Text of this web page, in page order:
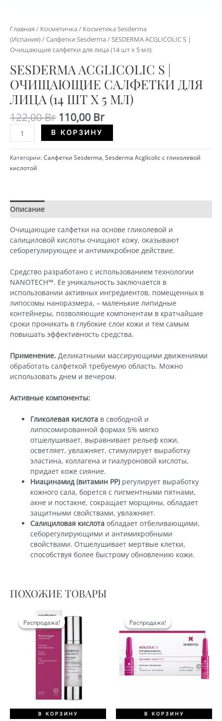
Главная / Косметичка / Косметика Sesderma
(Испания)/Салфетки Sesderma / SESDERMA ACGLICOLIC S |
Очищающие салфетки для лица (14 шт х 5 мл)
SESDERMA ACGLICOLIC S |
ОЧИЩАЮЩИЕ САЛФЕТКИ ДЛЯ
ЛИЦА (14 ШТ Х 5 МЛ)
122,00Br Первоначальная
цена
составляла
122,00 Br.
110,00 BrТекущая
цена:
110,00 Br.
Количество
SESDERMA
ACGLICOLIC
S
|
для
лица
шт
х
5
В КОРЗИНУ
Категории:Салфетки Sesderma, Sesderma Acglicolic с гликолевой
кислотой
Описание
Очищающие салфетки на основе гликолевой и
салициловой кислоты очищают кожу, оказывают
себорегулирующее и антимикробное действие.
Средство разработано с использованием технологии
NANOTECH™. Ее уникальность заключается в
использовании активных ингредиентов, помещенных в
липосомы наноразмера, – маленькие липидные
контейнеры, позволяющие компонентам в кратчайшие
сроки проникать в глубокие слои кожи и тем самым
повышать эффективность средства.
Применение. Деликатными массирующими движениями
обработать салфеткой требуемую область. Можно
использовать днем и вечером.
Активные компоненты:
Гликолевая кислота в свободной и
липосомированной формах 5% мягко
отшелушивает, выравнивает рельеф кожи,
осветляет, увлажняет, стимулирует выработку
эластина, коллагена и гиалуроновой кислоты,
придает коже сияние.
Ниацинамид (витамин PP) регулирует выработку
кожного сала, борется с пигментными пятнами,
акне и постакне, сокращает морщины, обладает
защитными свойствами, увлажняет.
Салициловая кислота обладает отбеливающими,
себорегулирующими и антимикробными
свойствами. Отшелушивает мертвые клетки,
способствуя более быстрому обновлению кожи.
ПОХОЖИЕ ТОВАРЫ
Распродажа!
Распродажа!
В КОРЗИНУ
Распродажа!
Распродажа!
В КОРЗИНУ